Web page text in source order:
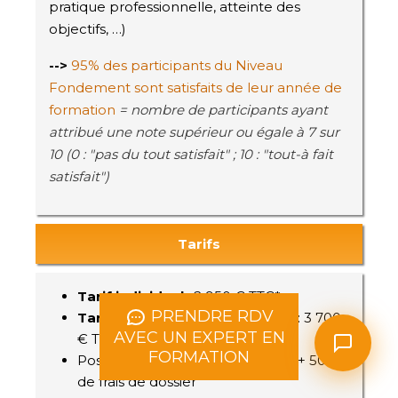
PRENDRE RDV
AVEC UN EXPERT EN
FORMATION
pratique professionnelle, atteinte des
objectifs, …)
--> 95% des participants du Niveau
Fondement sont satisfaits de leur année de
formation = nombre de participants ayant
attribué une note supérieur ou égale à 7 sur
10 (0 : "pas du tout satisfait" ; 10 : "tout-à fait
satisfait")
Tarifs
Tarif individuel: 2 950 € TTC*
Tarif entreprise et convention
: 3 700
€ TTC*
Possibilité de paiement en 3 fois + 50 €
de frais de dossier